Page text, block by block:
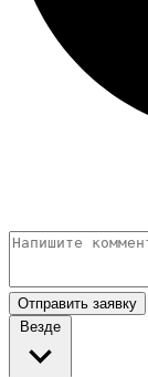
Отправить заявку
Везде